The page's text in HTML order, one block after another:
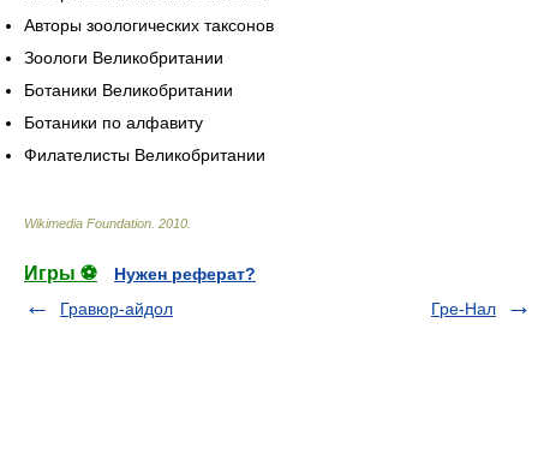
Авторы зоологических таксонов
Зоологи Великобритании
Ботаники Великобритании
Ботаники по алфавиту
Филателисты Великобритании
Wikimedia Foundation 2010
Игры ⚽
Нужен реферат?
Гравюр-айдол
Гре-Нал